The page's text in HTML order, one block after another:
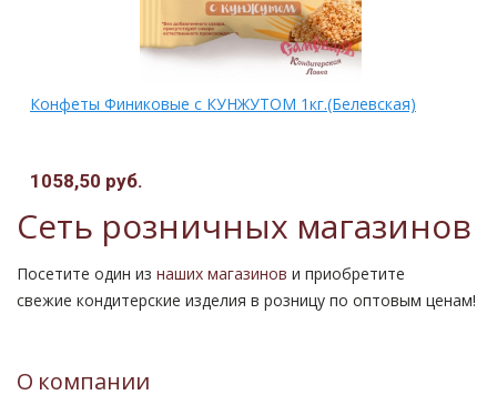
Конфеты Финиковые с КУНЖУТОМ 1кг.(Белевская)
1058,50 руб.
Сеть розничных магазинов
Посетите один из наших магазинов и приобретите
свежие кондитерские изделия в розницу по оптовым ценам!
О компании